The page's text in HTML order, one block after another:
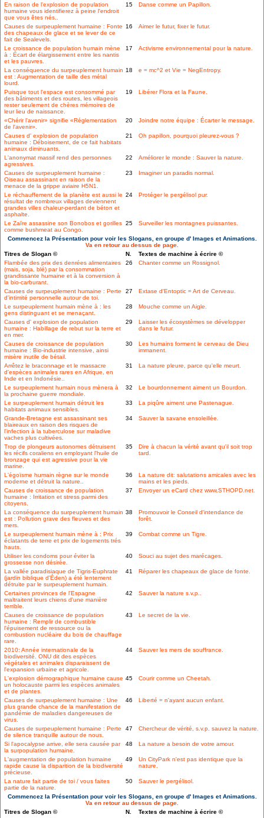
En raison de l'explosion de population
humaine vous identifierez à peine l'endroit
que vous êtes nés..
15 Danse comme un Papillon.
Causes de surpeuplement humaine : Fonte
des chapeaux de glace et se lever de ce
fait de Sealevels.
16 Aimer le futur, fixer le futur.
Le croissance de population humain mène
à : Écart de élargissement entre les nantis
et les pauvres.
17 Activisme environnemental pour la nature.
La conséquence du surpeuplement humain
est : Augmentation de taille des métal
lourd.
18 e = mc^2 et Vie = NegEntropy.
Puisque tout l'espace est consommé par
des bâtiments et des routes, les villageois
rester seulement de chères mémoires de
leur lieu de naissance.
19 Libérer Flora et la Faune.
«Chérir l'avenir» signifie «Réglementation
de l'avenir».
20 Joindre notre équipe : Écarter le message.
Causes d' explosion de population
humaine : Déboisement, de ce fait habitats
animaux diminuants.
21 Oh papillon, pourquoi pleurez-vous ?
L'anonymat massif rend des personnes
agressives.
22 Améliorer le monde : Sauver la nature.
Causes de surpeuplement humaine :
Oiseau assassinant en raison de la
menace de la grippe aviaire H5N1.
23 Imaginer un paradis normal.
Le réchauffement de la planète est aussi le
résultat de nombreux villages deviennent
grandes villes chaleur-perdant de béton et
asphalte.
24 Protéger le pergélisol pur.
Le Zaïre assassine son Bonobos et gorilles
comme bushmeat au Congo.
25 Surveiller les montagnes puissantes.
Commencez la Présentation pour voir les Slogans, en groupe d' Images et Animations.
Va en retour au dessus de page.
Titres de Slogan ©
N.
Textes de machine à écrire ©
Flambée des prix des denrées alimentaires
(mais, soja, blé) par la consommation
grandissante humaine et à la conversion à
la bio-carburant.
26 Chanter comme un Rossignol.
Causes de surpeuplement humaine : Perte
d'intimité personnelle autour de toi.
27 Extase d'Entoptic = Art de Cerveau.
Le surpeuplement humain mène à : les
gens distinguant et se menaçant.
28 Mouche comme un Aigle.
Causes d' explosion de population
humaine : Habillage de rebut sur la terre et
en mer.
29
Laisser les écosystèmes se développer
dans le futur.
Causes de croissance de population
humaine : Bio-industrie intensive, ainsi
misère inutile de bétail.
30
Les humains forment le cerveau de Dieu
immanent.
Arrêtez le braconnage et le massacre
d'espèces animales rares en Afrique, en
Inde et en Indonésie..
31 La nature pleure, parce qu'elle meurt.
Le surpeuplement humain nous mènera à
la prochaine guerre mondiale.
32 Le bourdonnement aiment un Bourdon.
Le surpeuplement humain détruit les
habitats animaux sensibles.
33 La piqûre aiment une Pastenague.
Grande-Bretagne est assassinant ses
blaireaux en raison des risques de
l'infection à la tuberculose sur maladive
vaches plus cultivées.
34 Sauver la savane ensoleillée.
Trop de plongeurs autonomes détruisent
les récifs coraliens en employant l'huile de
bronzage qui est agressive pour la vie
marine.
35
Dire à chacun la vérité avant qu'il soit trop
tard.
L'égoïsme humain règne sur le monde
moderne et détruit la nature..
36
La nature dit: salutations amicales avec les
mains et les pieds.
Causes de croissance de population
humaine : Irritation et stress parmi des
citoyens.
37 Envoyer un eCard chez www.STHOPD.net.
La conséquence du surpeuplement humain
est : Pollution grave des fleuves et des
mers.
38
Promouvoir le Conseil d'intendance de
forêt.
Le surpeuplement humain mène à : Prix
éclatants de terre et prix de logements trés
hauts.
39 Combat comme un Tigre.
Utiliser les condoms pour éviter la
grossesse non désirée.
40 Souci au sujet des marécages.
La vallée paradisiaque de Tigris-Euphrate
(jardin biblique d'Éden) a été lentement
détruite par le surpeuplement humain.
41 Réparer les chapeaux de glace de fonte.
Certaines provinces de l'Espagne
maltraitent leurs chiens d'une manière
terrible.
42 Sauver la nature s.v.p..
Causes de croissance de population
humaine : Remplir de combustible
l'épuisement de ressource ou la
combustion nucléaire du bois de chauffage
rare.
43 Le secret de la vie.
2010: Année internationale de la
biodiversité. ONU dit des espèces
végétales et animales disparaissent de
l'expansion urbaine et agricole.
44 Sauver les mers de souffrance.
L'explosion démographique humaine cause
un holocauste parmi les espèces animales
et de plantes.
45 Courir comme un Cheetah.
Causes de surpeuplement humaine : Une
plus grande chance de la manifestation de
pandémie de maladies dangereuses de
virus.
46 Liberté = n'ayant aucun enfant.
Causes de surpeuplement humaine : Perte
de silence tranquille autour de nous.
47 Chercheur de vérité, s.v.p. sauvez la nature.
Si l'apocalypse arrive, elle sera causée par
la surpopulation humaine.
48 La nature a besoin de votre amour.
L'augmentation de population humaine
rapide cause la disparition de la biodiversité
précieuse.
49
Un CityPark n'est pas identique que la
nature.
La nature fait partie de toi / vous faites
partie de la nature.
50 Sauver le pergélisol.
Commencez la Présentation pour voir les Slogans, en groupe d' Images et Animations.
Va en retour au dessus de page.
Titres de Slogan ©
N.
Textes de machine à écrire ©